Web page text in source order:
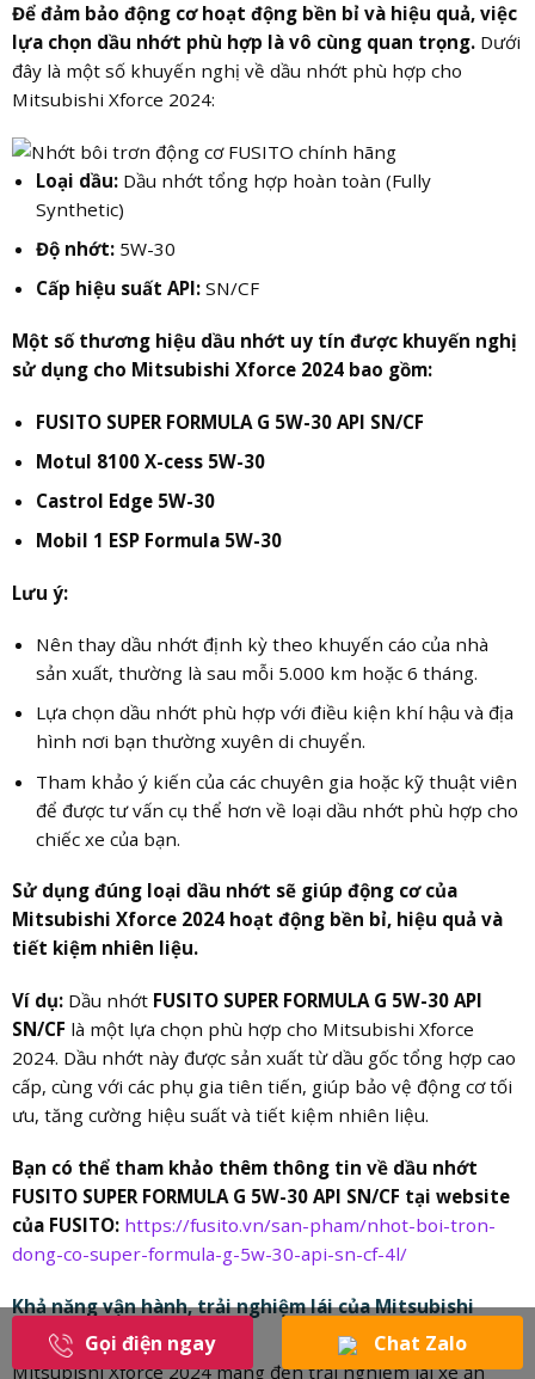
Để đảm bảo động cơ hoạt động bền bỉ và hiệu quả, việc
lựa chọn dầu nhớt phù hợp là vô cùng quan trọng.Dưới
đây là một số khuyến nghị về dầu nhớt phù hợp cho
Mitsubishi Xforce 2024:
Loại dầu:Dầu nhớt tổng hợp hoàn toàn (Fully
Synthetic)
Độ nhớt:5W-30
Cấp hiệu suất API:SN/CF
Một số thương hiệu dầu nhớt uy tín được khuyến nghị
sử dụng cho Mitsubishi Xforce 2024 bao gồm:
FUSITO SUPER FORMULA G 5W-30 API SN/CF
Motul 8100 X-cess 5W-30
Castrol Edge 5W-30
Mobil 1 ESP Formula 5W-30
Lưu ý:
Nên thay dầu nhớt định kỳ theo khuyến cáo của nhà
sản xuất, thường là sau mỗi 5.000 km hoặc 6 tháng.
Lựa chọn dầu nhớt phù hợp với điều kiện khí hậu và địa
hình nơi bạn thường xuyên di chuyển.
Tham khảo ý kiến của các chuyên gia hoặc kỹ thuật viên
để được tư vấn cụ thể hơn về loại dầu nhớt phù hợp cho
chiếc xe của bạn.
Sử dụng đúng loại dầu nhớt sẽ giúp động cơ của
Mitsubishi Xforce 2024 hoạt động bền bỉ, hiệu quả và
tiết kiệm nhiên liệu.
Ví dụ:Dầu nhớt FUSITO SUPER FORMULA G 5W-30 API
SN/CF là một lựa chọn phù hợp cho Mitsubishi Xforce
2024. Dầu nhớt này được sản xuất từ dầu gốc tổng hợp cao
cấp, cùng với các phụ gia tiên tiến, giúp bảo vệ động cơ tối
ưu, tăng cường hiệu suất và tiết kiệm nhiên liệu.
Bạn có thể tham khảo thêm thông tin về dầu nhớt
FUSITO SUPER FORMULA G 5W-30 API SN/CF tại website
của FUSITO: https://fusito.vn/san-pham/nhot-boi-tron-
dong-co-super-formula-g-5w-30-api-sn-cf-4l/
Khả năng vận hành, trải nghiệm lái của Mitsubishi
Xforce 2024
Mitsubishi Xforce 2024 mang đến trải nghiệm lái xe ấn
Chat Zalo
Gọi điện ngay